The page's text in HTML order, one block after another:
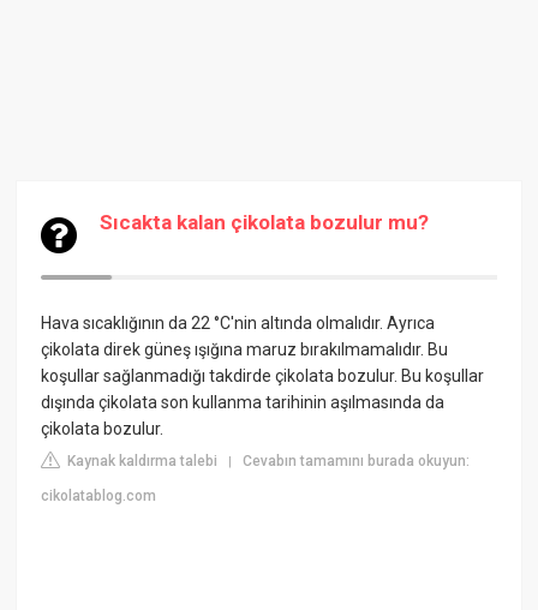
Sıcakta kalan çikolata bozulur mu?
Hava sıcaklığının da 22 °C'nin altında olmalıdır. Ayrıca
çikolata direk güneş ışığına maruz bırakılmamalıdır. Bu
koşullar sağlanmadığı takdirde çikolata bozulur. Bu koşullar
dışında çikolata son kullanma tarihinin aşılmasında da
çikolata bozulur.
Kaynak kaldırma talebi |Cevabın tamamını burada okuyun:
cikolatablog.com